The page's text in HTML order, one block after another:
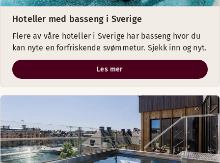
Hoteller med basseng i Sverige
Flere av våre hoteller i Sverige har basseng hvor du
kan nyte en forfriskende svømmetur. Sjekk inn og nyt.
Les mer